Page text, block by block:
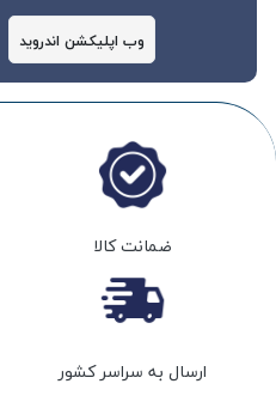
وب اپلیکشن اندروید
ضمانت کالا
ارسال به سراسر کشور